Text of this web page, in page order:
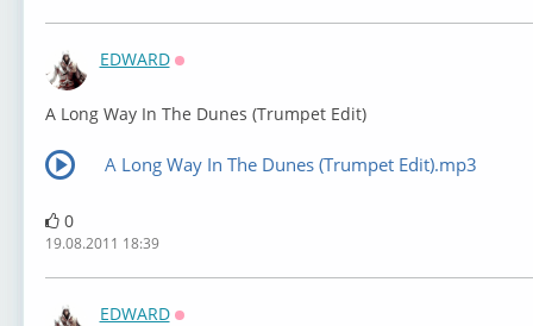
EDWARD
A Long Way In The Dunes (Trumpet Edit)
A Long Way In The Dunes (Trumpet Edit).mp3
0
19.08.2011 18:39
EDWARD